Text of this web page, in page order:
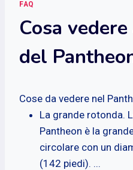
FAQ
Cosa
del
Cose da vedere nel
La grande rotonda.
Pantheon è la
circolare con un
(142 piedi). ...